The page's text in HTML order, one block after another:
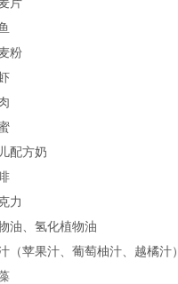
粉
配方奶
力
油、氢化植物油
（苹果汁、葡萄柚汁、越橘汁）